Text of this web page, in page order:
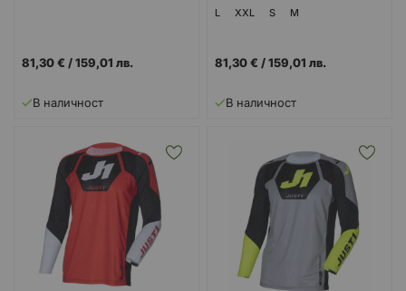
81,30 € /159,01 лв.
В наличност
L XXL S M
81,30 € /159,01 лв.
В наличност